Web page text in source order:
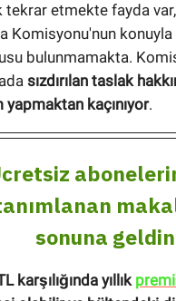
tekrar etmekte fayda
Komisyonu'nun
bulunmamakta.
sızdırılan taslak
yapmaktan kaçınıyor.
sonuna
karşılığında yıllık